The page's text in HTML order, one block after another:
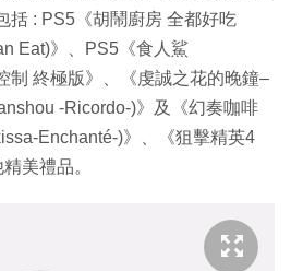
括 : PS5《胡鬧廚房 全都好吃
Eat)》、PS5《食人鯊
制 終極版》、《虔誠之花的晚鐘–
-Ricordo-)》及《幻奏咖啡
Enchanté-)》、《狙擊精英4
美禮品。